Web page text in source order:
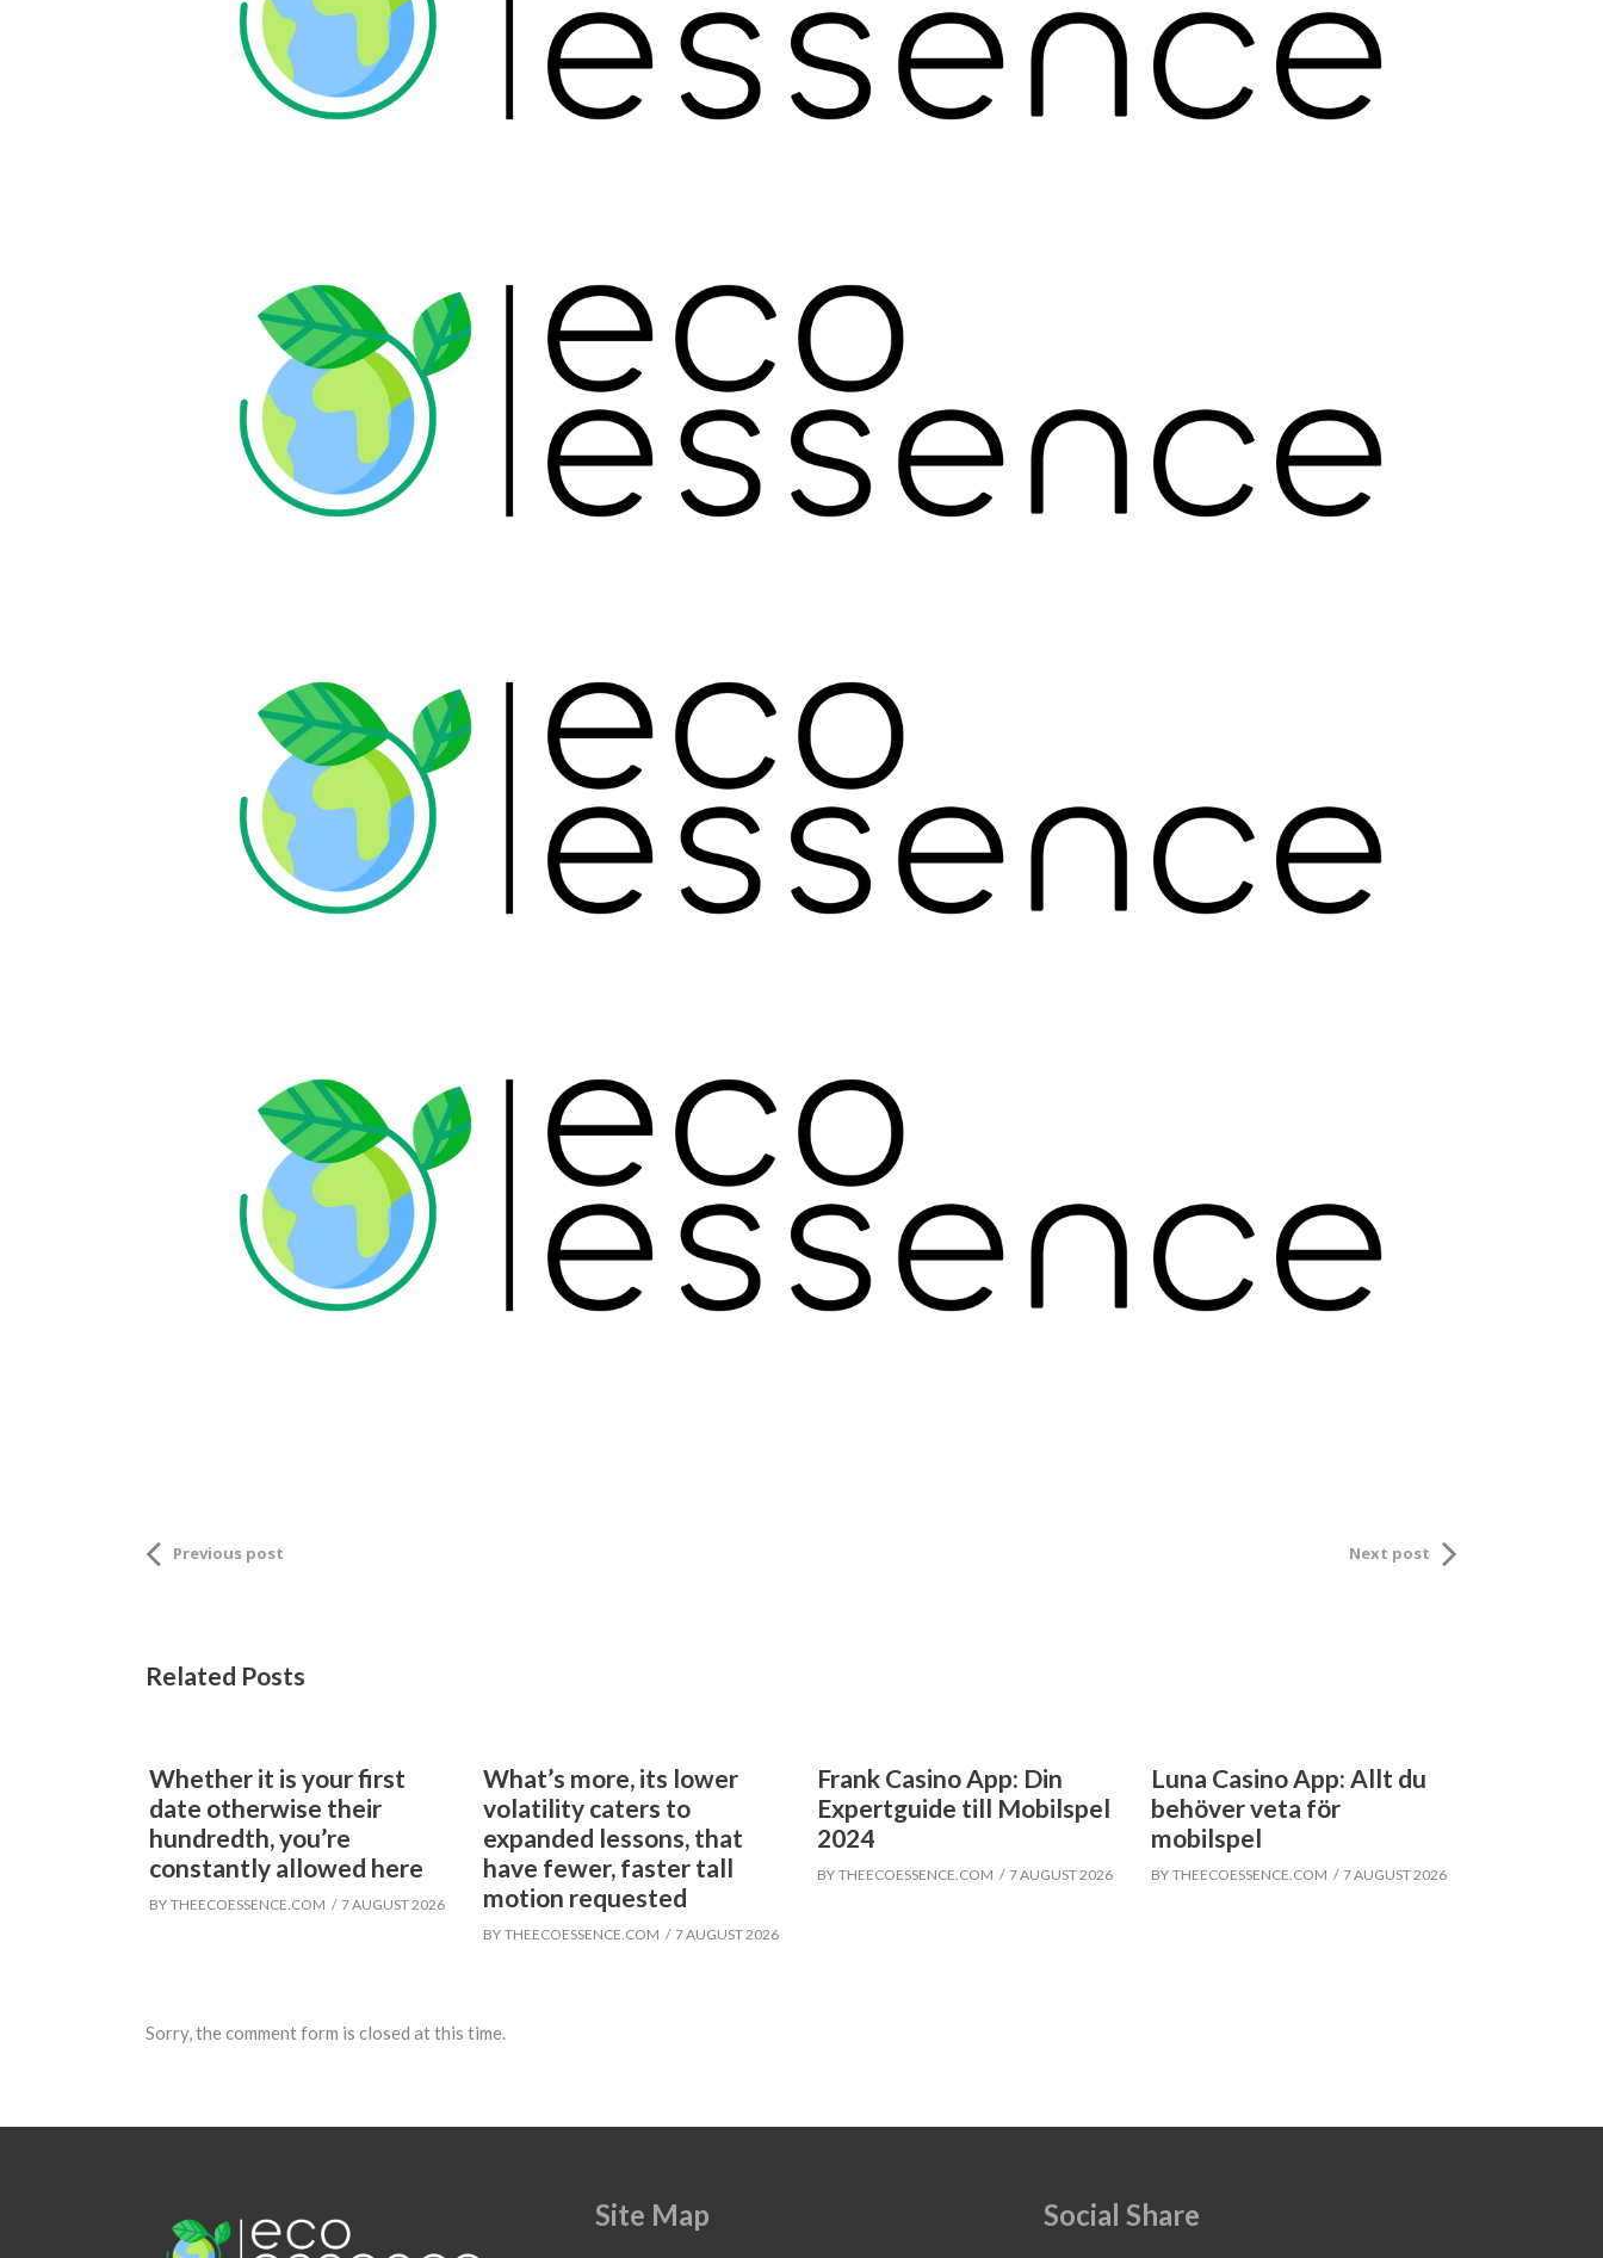
Previous post Next post
Related Posts
Whether it is your first
date otherwise their
hundredth, you’re
constantly allowed here
BY THEECOESSENCE.COM 7 AUGUST 2026
What’s more, its lower
volatility caters to
expanded lessons, that
have fewer, faster tall
motion requested
BY THEECOESSENCE.COM 7 AUGUST 2026
Frank Casino App: Din
Expertguide till Mobilspel
2024
BY THEECOESSENCE.COM 7 AUGUST 2026
Luna Casino App: Allt du
behöver veta för
mobilspel
BY THEECOESSENCE.COM 7 AUGUST 2026
Sorry, the comment form is closed at this time.
Site Map Social Share